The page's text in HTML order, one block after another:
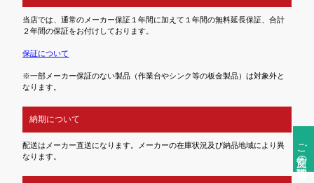
ご注文前の確認事項
当店では、通常のメーカー保証１年間に加えて１年間の無料延長保証、合計
２年間の保証をお付けしております。
保証について
※一部メーカー保証のない製品（作業台やシンク等の板金製品）は対象外と
なります。
納期について
配送はメーカー直送になります。メーカーの在庫状況及び納品地域により異
なります。